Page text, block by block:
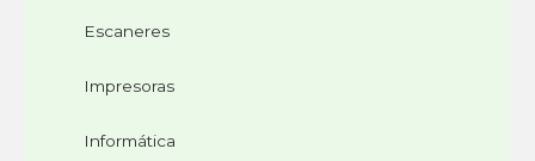
Escaneres
Impresoras
Informática